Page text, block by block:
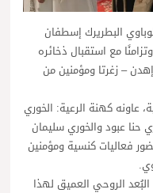
البطريرك إسطفان
مع استقبال ذخائره
– زغرتا ومؤمنين من
كهنة الرعية: الخوري
حنا عبود والخوري سليمان
فعاليات كنسية ومؤمنين
الروحي العميق لهذا